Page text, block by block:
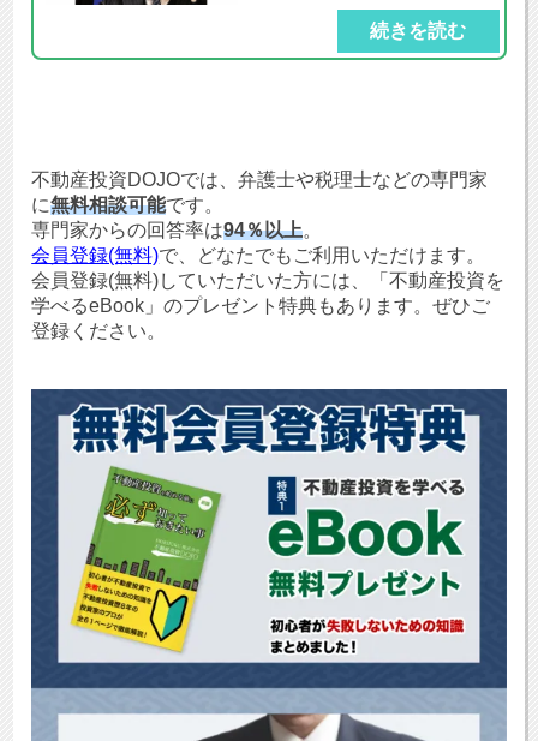
続きを読む
不動産投資DOJOでは、弁護士や税理士などの専門家
に無料相談可能です。
専門家からの回答率は94％以上。
会員登録(無料)で、どなたでもご利用いただけます。
会員登録(無料)していただいた方には、「不動産投資を
学べるeBook」のプレゼント特典もあります。ぜひご
登録ください。